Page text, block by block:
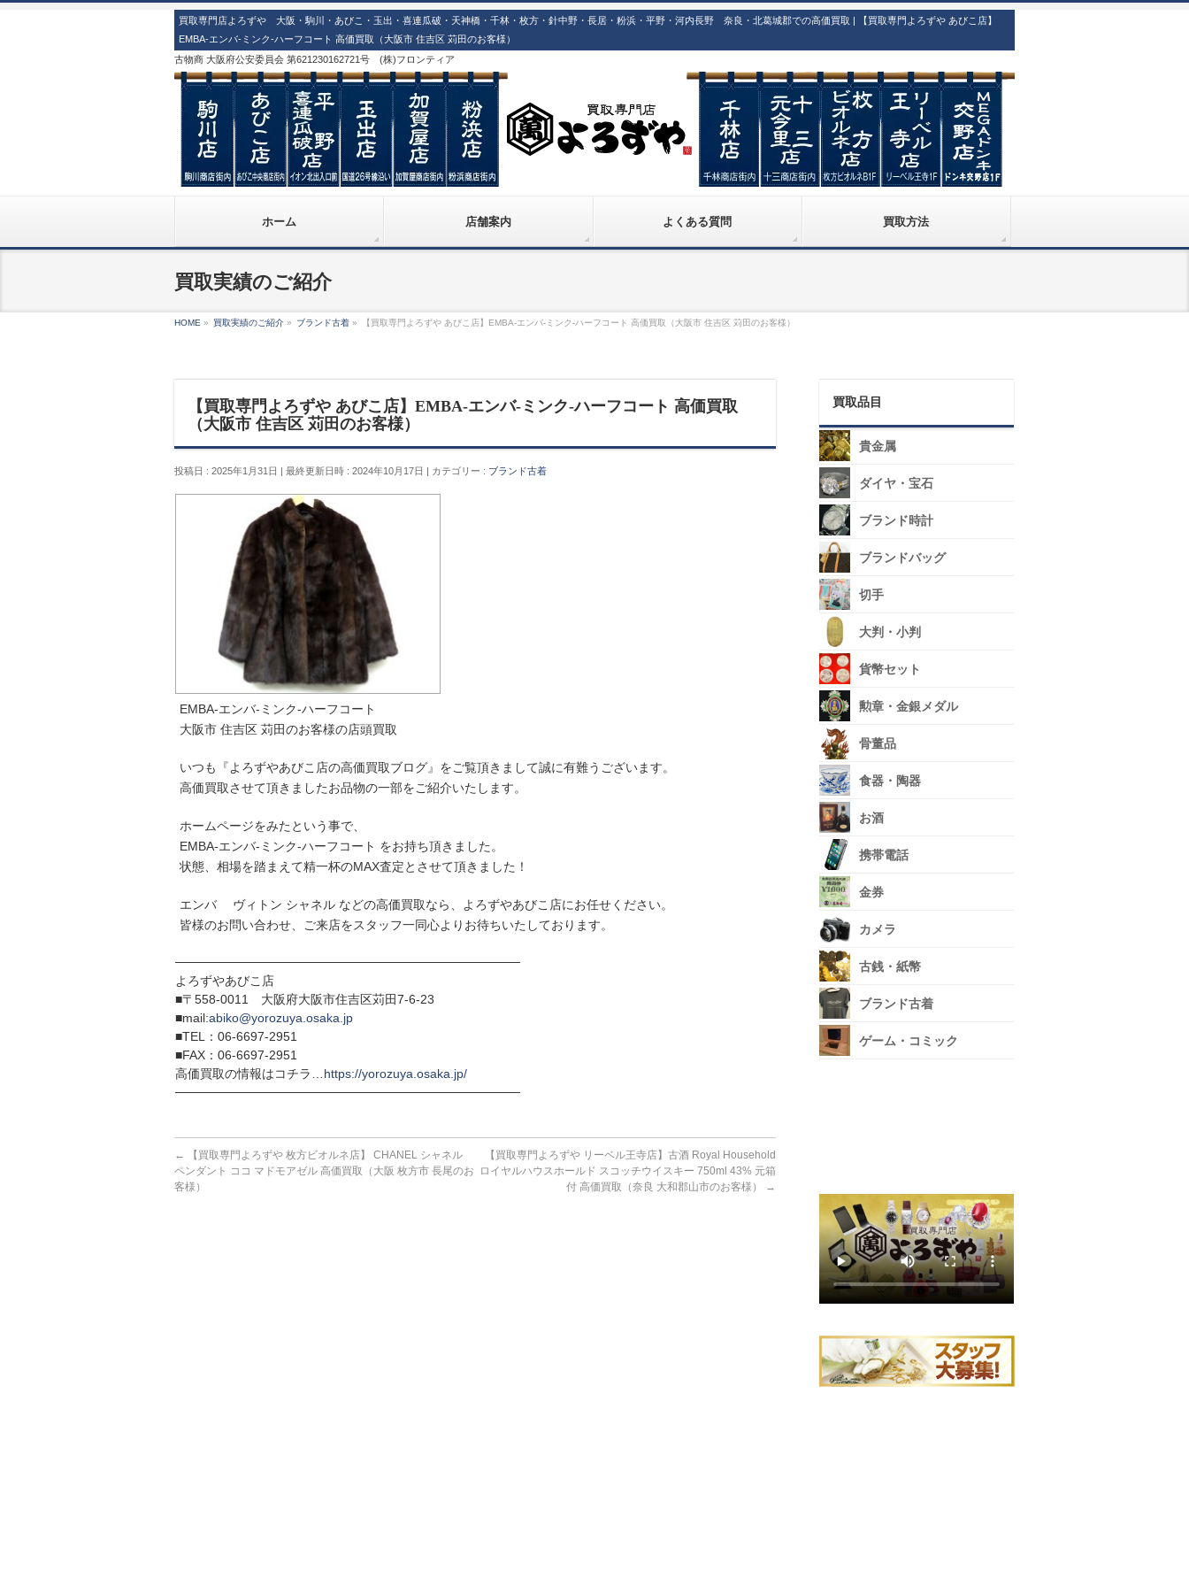
買取専門店よろずや 大阪・駒川・あびこ・玉出・喜連瓜破・天神橋・千林・枚方・針中野・長居・粉浜・平野・河内長野 奈良・北葛城郡での高価買取 | 【買取専門よろずや あびこ店】
EMBA-エンバ-ミンク-ハーフコート 高価買取（大阪市 住吉区 苅田のお客様）
古物商 大阪府公安委員会 第621230162721号 (株)フロンティア
ホーム 店舗案内 よくある質問 買取方法
買取実績のご紹介
HOME » 買取実績のご紹介 » ブランド古着 » 【買取専門よろずや あびこ店】EMBA-エンバ-ミンク-ハーフコート 高価買取（大阪市 住吉区 苅田のお客様）
【買取専門よろずや あびこ店】EMBA-エンバ-ミンク-ハーフコート 高価買取
（大阪市 住吉区 苅田のお客様）
投稿日 : 2025年1月31日 最終更新日時 : 2024年10月17日 カテゴリー : ブランド古着
EMBA-エンバ-ミンク-ハーフコート
大阪市 住吉区 苅田のお客様の店頭買取
いつも『よろずやあびこ店の高価買取ブログ』をご覧頂きまして誠に有難うございます。
高価買取させて頂きましたお品物の一部をご紹介いたします。
ホームページをみたという事で、
EMBA-エンバ-ミンク-ハーフコート をお持ち頂きました。
状態、相場を踏まえて精一杯のMAX査定とさせて頂きました！
エンバ ヴィトン シャネル などの高価買取なら、よろずやあびこ店にお任せください。
皆様のお問い合わせ、ご来店をスタッフ一同心よりお待ちいたしております。
───────────────────────────────────────
よろずやあびこ店
■〒558-0011 大阪府大阪市住吉区苅田7-6-23
■mail:abiko@yorozuya.osaka.jp
■TEL：06-6697-2951
■FAX：06-6697-2951
高価買取の情報はコチラ… https://yorozuya.osaka.jp/
───────────────────────────────────────
←
【買取専門よろずや 枚方ビオルネ店】 CHANEL シャネル
ペンダント ココ マドモアゼル 高価買取（大阪 枚方市 長尾のお
客様）
【買取専門よろずや リーベル王寺店】古酒 Royal Household
ロイヤルハウスホールド スコッチウイスキー 750ml 43% 元箱
付 高価買取（奈良 大和郡山市のお客様）
→
買取品目
貴金属
ダイヤ・宝石
ブランド時計
ブランドバッグ
切手
大判・小判
貨幣セット
勲章・金銀メダル
骨董品
食器・陶器
お酒
携帯電話
金券
カメラ
古銭・紙幣
ブランド古着
ゲーム・コミック